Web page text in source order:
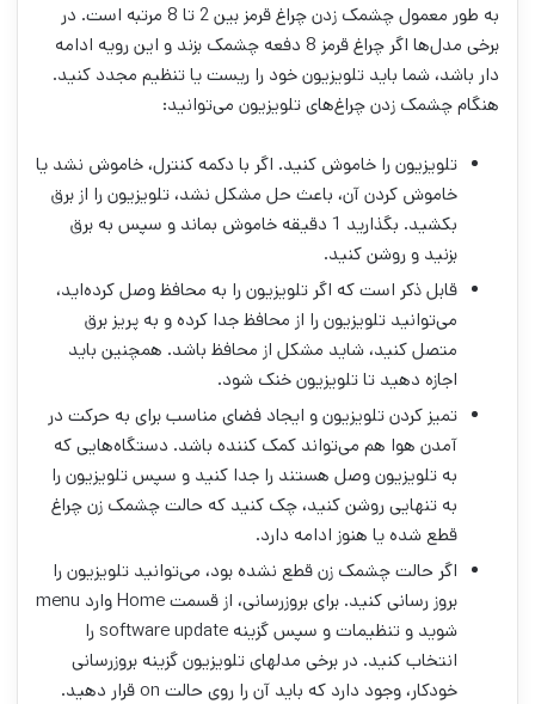
به طور معمول چشمک زدن چراغ قرمز بین 2 تا 8 مرتبه است. در
برخی مدل‌ها اگر چراغ قرمز 8 دفعه چشمک بزند و این رویه ادامه
دار باشد، شما باید تلویزیون خود را ریست یا تنظیم مجدد کنید.
هنگام چشمک زدن چراغ‌های تلویزیون می‌توانید:
تلویزیون را خاموش کنید. اگر با دکمه کنترل، خاموش نشد یا
خاموش کردن آن، باعث حل مشکل نشد، تلویزیون را از برق
بکشید. بگذارید 1 دقیقه خاموش بماند و سپس به برق
بزنید و روشن کنید.
قابل ذکر است که اگر تلویزیون را به محافظ وصل کرده‌اید،
می‌توانید تلویزیون را از محافظ جدا کرده و به پریز برق
متصل کنید، شاید مشکل از محافظ باشد. همچنین باید
اجازه دهید تا تلویزیون خنک شود.
تمیز کردن تلویزیون و ایجاد فضای مناسب برای به حرکت در
آمدن هوا هم می‌تواند کمک کننده باشد. دستگاه‌هایی که
به تلویزیون وصل هستند را جدا کنید و سپس تلویزیون را
به تنهایی روشن کنید، چک کنید که حالت چشمک زن چراغ
قطع شده یا هنوز ادامه دارد.
اگر حالت چشمک زن قطع نشده بود، می‌توانید تلویزیون را
بروز رسانی کنید. برای بروزرسانی، از قسمت Home وارد menu
شوید و تنظیمات و سپس گزینه software update را
انتخاب کنید. در برخی مدل‎های تلویزیون گزینه بروزرسانی
خودکار، وجود دارد که باید آن را روی حالت on قرار دهید.